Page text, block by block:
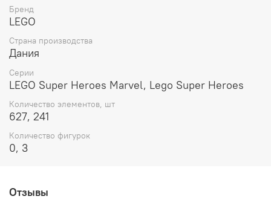
Бренд
LEGO
Страна производства
Дания
Серии
LEGO Super Heroes Marvel, Lego Super Heroes
Количество элементов, шт
627, 241
Количество фигурок
0, 3
Отзывы